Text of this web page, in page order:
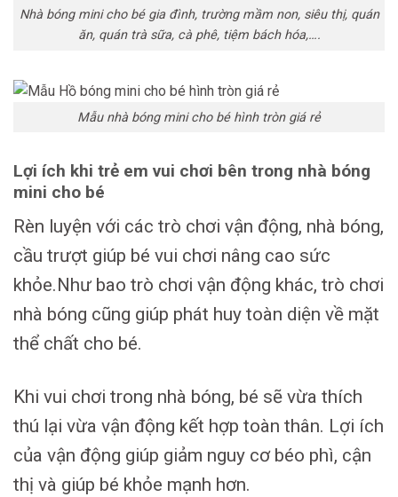
Nhà bóng mini cho bé gia đình, trường mầm non, siêu thị, quán
ăn, quán trà sữa, cà phê, tiệm bách hóa,….
Mẫu nhà bóng mini cho bé hình tròn giá rẻ
Lợi ích khi trẻ em vui chơi bên trong nhà bóng
mini cho bé
Rèn luyện với các trò chơi vận động, nhà bóng,
cầu trượt giúp bé vui chơi nâng cao sức
khỏe.Như bao trò chơi vận động khác, trò chơi
nhà bóng cũng giúp phát huy toàn diện về mặt
thể chất cho bé.
Khi vui chơi trong nhà bóng, bé sẽ vừa thích
thú lại vừa vận động kết hợp toàn thân. Lợi ích
của vận động giúp giảm nguy cơ béo phì, cận
thị và giúp bé khỏe mạnh hơn.